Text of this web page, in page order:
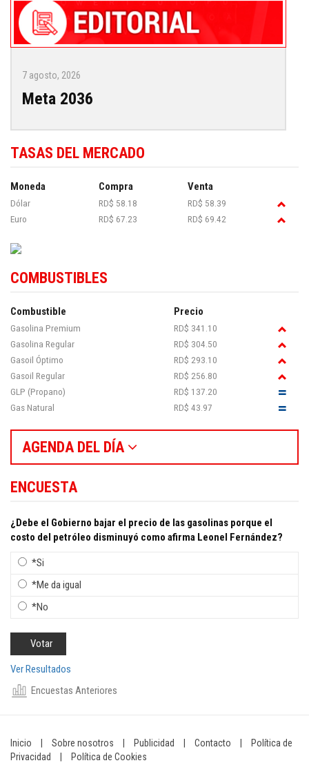
7 agosto, 2026
Meta 2036
TASAS DEL MERCADO
Moneda Compra Venta
Dólar RD$ 58.18
RD$ 58.39
Euro
RD$ 67.23 RD$ 69.42
COMBUSTIBLES
Combustible Precio
Gasolina Premium
RD$ 341.10
Gasolina Regular
RD$ 304.50
Gasoil Óptimo
RD$ 293.10
Gasoil Regular
RD$ 256.80
GLP (Propano)
RD$ 137.20
Gas Natural
RD$ 43.97
AGENDA DEL DÍA
ENCUESTA
¿Debe el Gobierno bajar el precio de las gasolinas porque el
costo del petróleo disminuyó como afirma Leonel Fernández?
*Si
*Me da igual
*No
Ver Resultados
Encuestas Anteriores
Inicio Sobre nosotros Publicidad Contacto
Política de
Privacidad
Política de Cookies